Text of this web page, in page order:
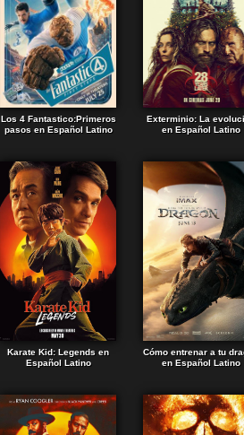
Los 4 Fantastico:Primeros
pasos en Español Latino
Exterminio: La
en Español Latino
Karate Kid: Legends en
Español Latino
Cómo entrenar a tu
en Español Latino